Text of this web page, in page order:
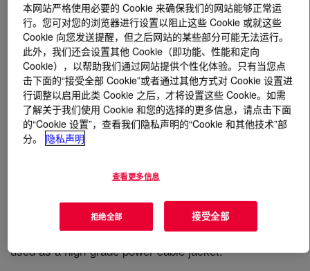
什么是AXELERON™ GP C-0588 BK CPD?
A prime quality, black LDPE cable jacket compound
delivering excellent environment stress-crack
resistance, toughness, low temperature performance,
weather resistance, and extrusion processing. It can be
used by wire and cable manufacturers for the entire
range of telecommunication applications. Can also be
used as a high-grade power cable jacket.
本网站严格使用必要的 Cookie 来确保我们的网站能够正常运
行。您可对您的浏览器进行设置以阻止这些 Cookie 或就这些
Cookie 向您发送提醒，但之后网站的某些部分可能无法运行。
此外，我们还会设置其他 Cookie（即功能、性能和定向
Cookie），以帮助我们通过网站提供个性化体验。只有当您点
击下面的“接受全部 Cookie”或者通过其他方式对 Cookie 设置进
行调整以启用此类 Cookie 之后，才将设置这些 Cookie。如需
了解关于我们使用 Cookie 和您的选择的更多信息，请点击下面
的“Cookie 设置”，查看我们隐私声明的“Cookie 和其他技术”部
分。
隐私声明
查看更多信息
拒绝全部 接受全部